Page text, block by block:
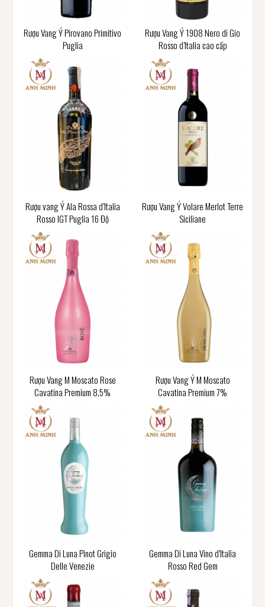
Rượu Vang Ý Pirovano Primitivo
Puglia
Rượu Vang Ý 1908 Nero di Gio
Rosso d’Italia cao cấp
Rượu vang Ý Ala Rossa d’Italia
Rosso IGT Puglia 16 Độ
Rượu Vang Ý Volare Merlot Terre
Siciliane
Rượu Vang M Moscato Rose
Cavatina Premium 8,5%
Rượu Vang Ý M Moscato
Cavatina Premium 7%
Gemma Di Luna Pinot Grigio
Delle Venezie
Gemma Di Luna Vino d’Italia
Rosso Red Gem